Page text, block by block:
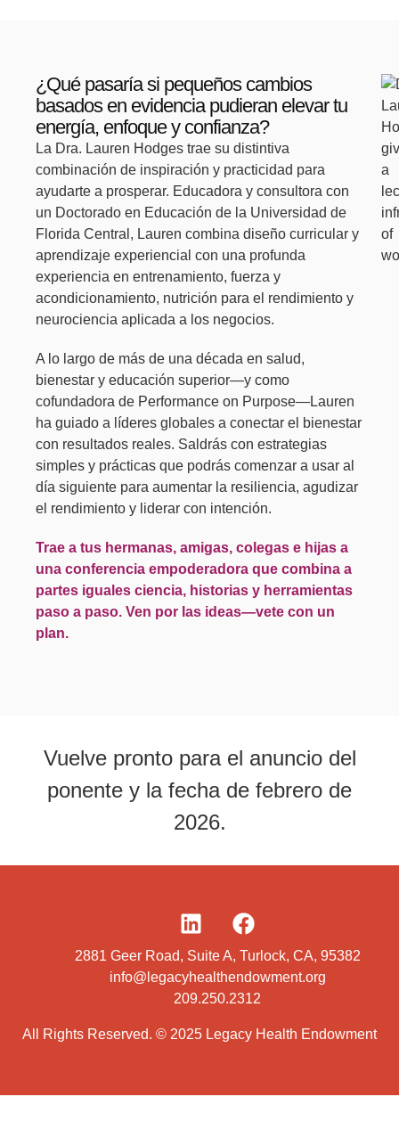
¿Qué pasaría si pequeños cambios
basados en evidencia pudieran elevar tu
energía, enfoque y confianza?
La Dra. Lauren Hodges trae su distintiva
combinación de inspiración y practicidad para
ayudarte a prosperar. Educadora y consultora con
un Doctorado en Educación de la Universidad de
Florida Central, Lauren combina diseño curricular y
aprendizaje experiencial con una profunda
experiencia en entrenamiento, fuerza y
acondicionamiento, nutrición para el rendimiento y
neurociencia aplicada a los negocios.
A lo largo de más de una década en salud,
bienestar y educación superior—y como
cofundadora de Performance on Purpose—Lauren
ha guiado a líderes globales a conectar el bienestar
con resultados reales. Saldrás con estrategias
simples y prácticas que podrás comenzar a usar al
día siguiente para aumentar la resiliencia, agudizar
el rendimiento y liderar con intención.
Trae a tus hermanas, amigas, colegas e hijas a
una conferencia empoderadora que combina a
partes iguales ciencia, historias y herramientas
paso a paso. Ven por las ideas—vete con un
plan.
Vuelve pronto para el anuncio del
ponente y la fecha de febrero de
2026.
2881 Geer Road, Suite A, Turlock, CA, 95382
info@legacyhealthendowment.org
209.250.2312
All Rights Reserved. © 2025 Legacy Health Endowment